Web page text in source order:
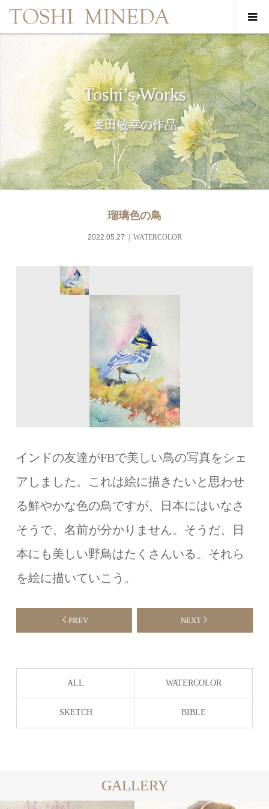
Toshi’s Works
峯田敏幸の作品
瑠璃色の鳥
2022.05.27 WATERCOLOR
インドの友達がFBで美しい鳥の写真をシェ
アしました。これは絵に描きたいと思わせ
る鮮やかな色の鳥ですが、日本にはいなさ
そうで、名前が分かりません。そうだ、日
本にも美しい野鳥はたくさんいる。それら
を絵に描いていこう。
PREV NEXT
ALL WATERCOLOR
SKETCH BIBLE
GALLERY